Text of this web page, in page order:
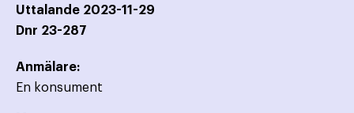
Uttalande 2023-11-29
Dnr 23-287
Anmälare:
En konsument